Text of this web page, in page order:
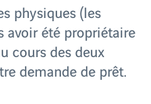
physiques (les
avoir été propriétaire
cours des deux
demande de prêt.